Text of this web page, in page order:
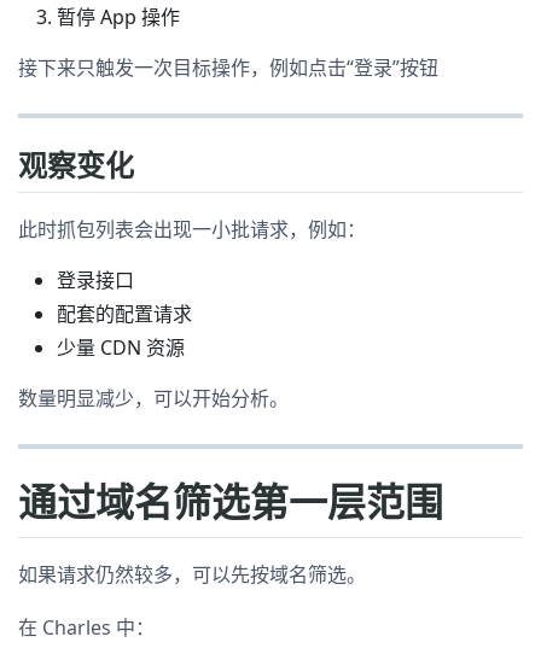
暂停 App 操作
接下来只触发一次目标操作，例如点击“登录”按钮
观察变化
此时抓包列表会出现一小批请求，例如：
登录接口
配套的配置请求
少量 CDN 资源
数量明显减少，可以开始分析。
通过域名筛选第一层范围
如果请求仍然较多，可以先按域名筛选。
在 Charles 中：